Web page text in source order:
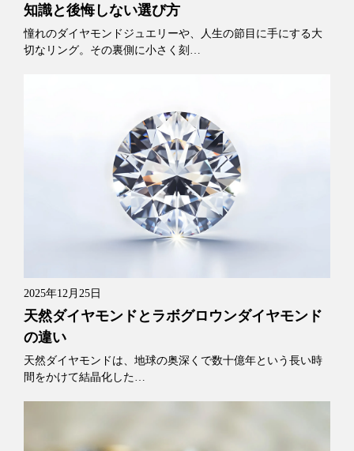
知識と後悔しない選び方
憧れのダイヤモンドジュエリーや、人生の節目に手にする大
切なリング。その裏側に小さく刻…
2025年12月25日
天然ダイヤモンドとラボグロウンダイヤモンド
の違い
天然ダイヤモンドは、地球の奥深くで数十億年という長い時
間をかけて結晶化した…